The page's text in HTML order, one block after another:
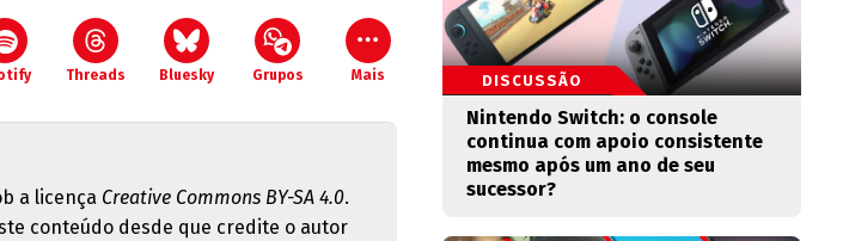
Threads Bluesky Grupos Mais
a licença Creative Commons BY-SA 4.0.
conteúdo desde que credite o autor
DISCUSSÃO
Nintendo Switch: o console
continua com apoio consistente
mesmo após um ano de seu
sucessor?